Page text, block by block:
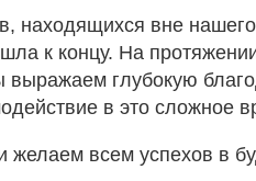
находящихся вне
к концу. На
глубокую
в это сложное
желаем всем успехов в